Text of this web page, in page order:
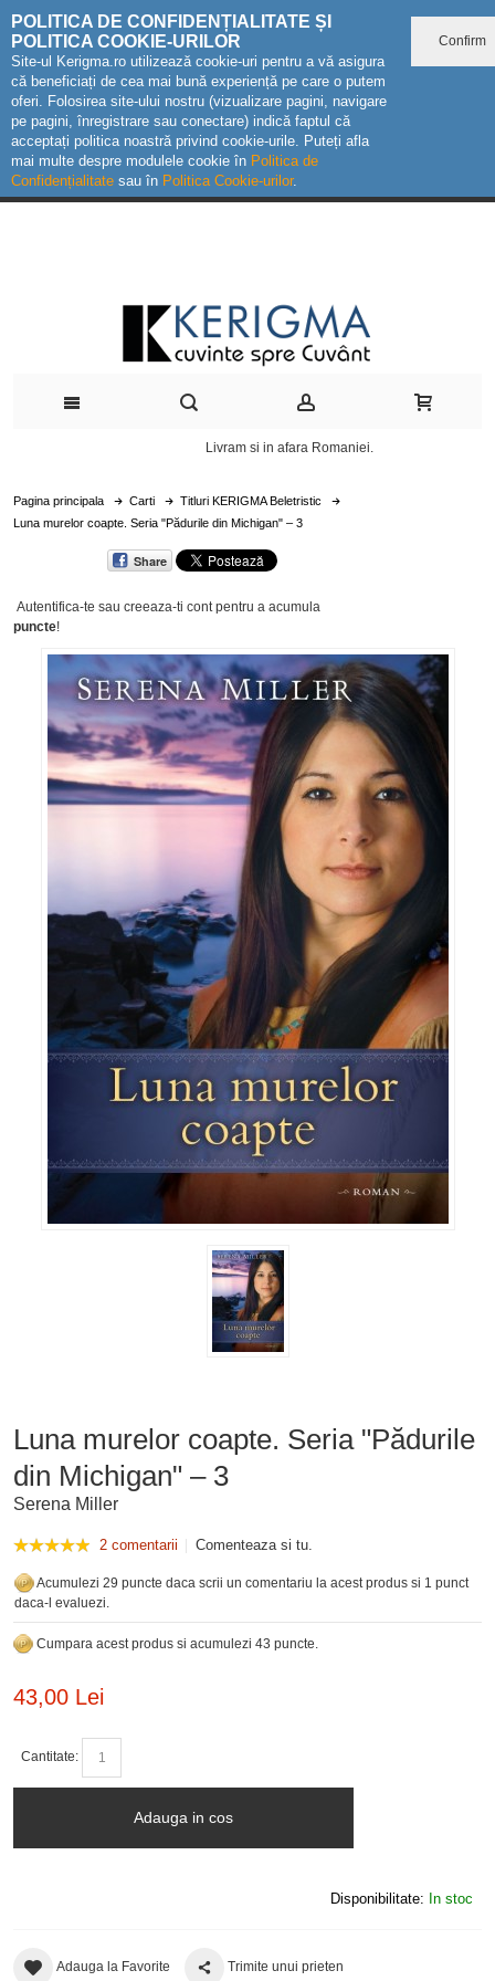
POLITICA DE CONFIDENȚIALITATE ȘI
POLITICA COOKIE-URILOR
Site-ul Kerigma.ro utilizează cookie-uri pentru a vă asigura
că beneficiați de cea mai bună experiență pe care o putem
oferi. Folosirea site-ului nostru (vizualizare pagini, navigare
pe pagini, înregistrare sau conectare) indică faptul că
acceptați politica noastră privind cookie-urile. Puteți afla
mai multe despre modulele cookie în Politica de
Confidențialitate sau în Politica Cookie-urilor.
Confirm
Livram si in afara Romaniei.
Pagina principala Carti
Titluri KERIGMA Beletristic
Luna murelor coapte. Seria "Pădurile din Michigan" – 3
Share
Autentifica-te sau creeaza-ti contpentru a acumula
puncte!
Luna murelor coapte. Seria "Pădurile
din Michigan" – 3
Serena Miller
2 comentarii Comenteaza si tu.
Acumulezi 29 puncte daca scrii un comentariu la acest produs si 1 punct
daca-l evaluezi.
Cumpara acest produs si acumulezi 43 puncte.
43,00 Lei
Cantitate:
Adauga in cos
Disponibilitate: In stoc
Adauga la Favorite Trimite unui prieten